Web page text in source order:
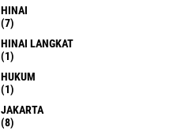
HINAI
(7)
HINAI LANGKAT
(1)
HUKUM
(1)
JAKARTA
(8)